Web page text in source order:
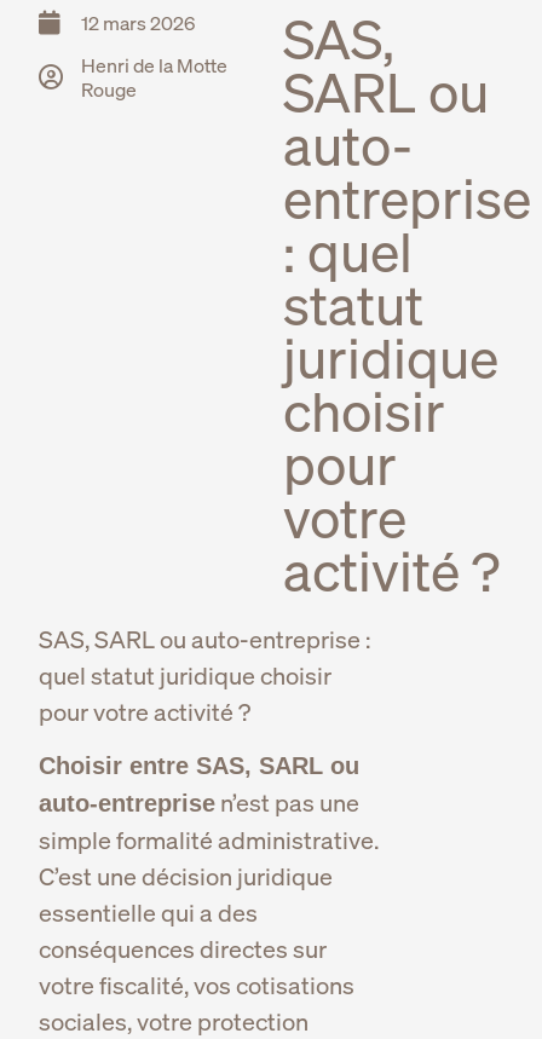
12 mars 2026
Henri de la Motte
Rouge
SAS,
SARL ou
auto-
entreprise
: quel
statut
juridique
choisir
pour
votre
activité ?
SAS, SARL ou auto-entreprise :
quel statut juridique choisir
pour votre activité ?
Choisir entre SAS, SARL ou
auto-entreprise n’est pas une
simple formalité administrative.
C’est une décision juridique
essentielle qui a des
conséquences directes sur
votre fiscalité, vos cotisations
sociales, votre protection